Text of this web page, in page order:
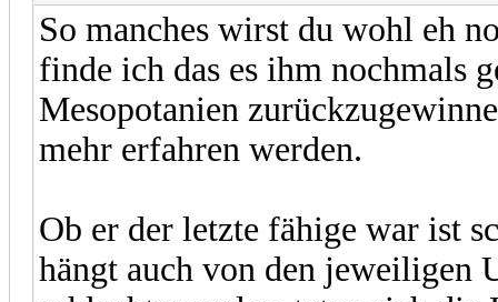
So manches wirst du wohl eh
finde ich das es ihm nochmals
Mesopotanien
mehr erfahren werden.
Ob er der letzte fähige war ist
hängt auch von den jeweiligen